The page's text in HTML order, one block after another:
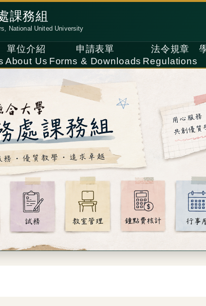
課務組
National United University
單位介紹
About Us
申請表單
Forms & Downloads
法令規章
Regulations